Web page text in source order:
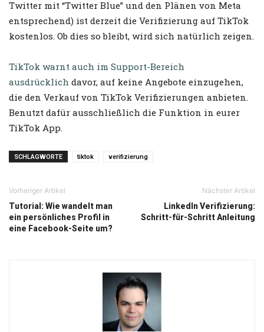
Twitter mit “Twitter Blue” und den Plänen von Meta
entsprechend) ist derzeit die Verifizierung auf TikTok
kostenlos. Ob dies so bleibt, wird sich natürlich zeigen.
TikTok warnt auch im Support-Bereich
ausdrücklich davor, auf keine Angebote einzugehen,
die den Verkauf von TikTok Verifizierungen anbieten.
Benutzt dafür ausschließlich die Funktion in eurer
TikTok App.
SCHLAGWORTE tiktok verifizierung
Vorheriger Artikel
Tutorial: Wie wandelt man
ein persönliches Profil in
eine Facebook-Seite um?
Nächster Artikel
LinkedIn Verifizierung:
Schritt-für-Schritt Anleitung